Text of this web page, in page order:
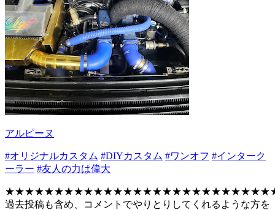
アルピーヌ
#オリジナルカスタム #DIYカスタム #ワンオフ #インターク
ーラー #友人の力は偉大
過去投稿も含め、コメントでやりとりしてくれるような方を